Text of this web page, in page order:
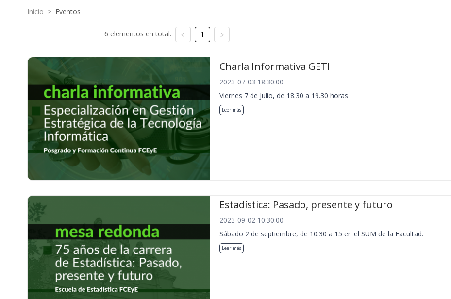
Inicio > Eventos
6 elementos en total: 1
Charla Informativa GETI
2023-07-03 18:30:00
Viernes 7 de Julio, de 18.30 a 19.30 horas
Leer más
Estadística: Pasado, presente y futuro
2023-09-02 10:30:00
Sábado 2 de septiembre, de 10.30 a 15 en el SUM de la Facultad.
Leer más